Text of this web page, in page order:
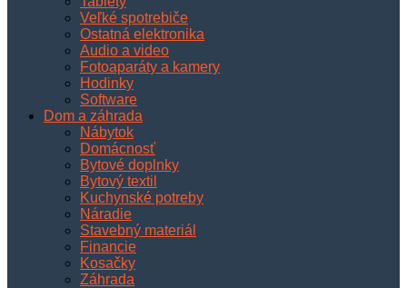
Veľké spotrebiče
Ostatná elektronika
Audio a video
Fotoaparáty a kamery
Hodinky
Software
Dom a záhrada
Nábytok
Domácnosť
Bytové doplnky
Bytový textil
Kuchynské potreby
Náradie
Stavebný materiál
Financie
Kosačky
Záhrada